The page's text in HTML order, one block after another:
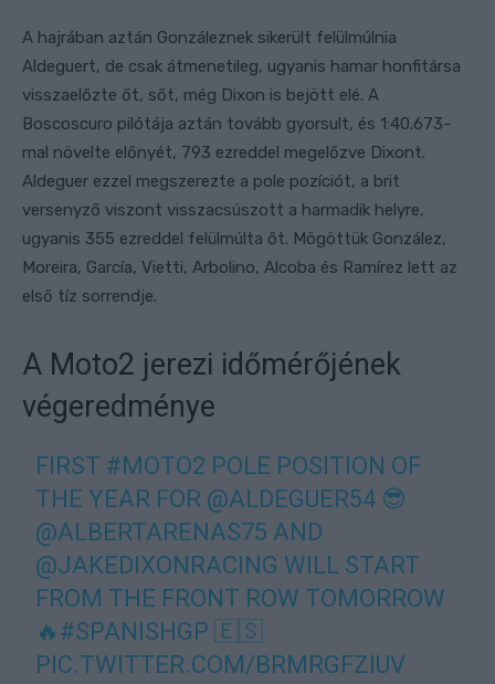
A hajrában aztán Gonzáleznek sikerült felülmúlnia
Aldeguert, de csak átmenetileg, ugyanis hamar honfitársa
visszaelőzte őt, sőt, még Dixon is bejött elé. A
Boscoscuro pilótája aztán tovább gyorsult, és 1:40.673-
mal növelte előnyét, 793 ezreddel megelőzve Dixont.
Aldeguer ezzel megszerezte a pole pozíciót, a brit
versenyző viszont visszacsúszott a harmadik helyre,
ugyanis 355 ezreddel felülmúlta őt. Mögöttük González,
Moreira, García, Vietti, Arbolino, Alcoba és Ramírez lett az
első tíz sorrendje.
A Moto2 jerezi időmérőjének
végeredménye
FIRST #MOTO2 POLE POSITION OF
THE YEAR FOR @ALDEGUER54 😎
@ALBERTARENAS75 AND
@JAKEDIXONRACING WILL START
FROM THE FRONT ROW TOMORROW
🔥 #SPANISHGP 🇪🇸
PIC.TWITTER.COM/BRMRGFZIUV